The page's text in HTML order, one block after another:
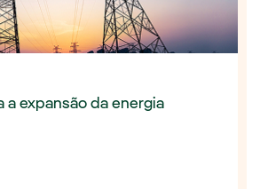
a expansão da energia